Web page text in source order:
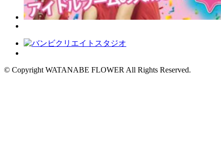
© Copyright WATANABE FLOWER All Rights Reserved.